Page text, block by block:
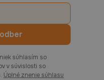
súhlasím so
v súvislosti so
Úplné znenie súhlasu